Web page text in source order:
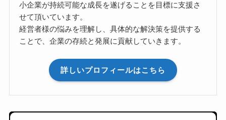
小企業が持続可能な成長を遂げることを目標に支援さ
せて頂いています。
経営者様の悩みを理解し、具体的な解決策を提供する
ことで、企業の存続と発展に貢献していきます。
詳しいプロフィールはこちら